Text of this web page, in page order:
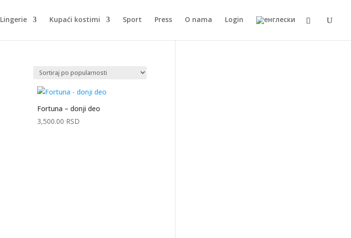
Lingerie Kupaći kostimi Sport Press O nama
Login
Fortuna – donji deo
3,500.00 RSD